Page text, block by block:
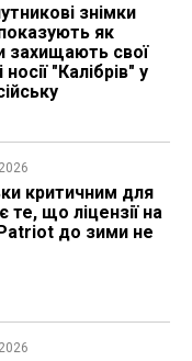
знімки
як
захищають свої
носії "Калібрів" у
критичним для
те, що ліцензії на
до зими не